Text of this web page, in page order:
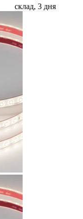
склад, 3 дня